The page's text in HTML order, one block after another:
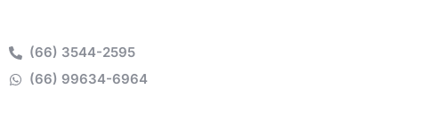
(66) 3544-2595
(66) 99634-6964